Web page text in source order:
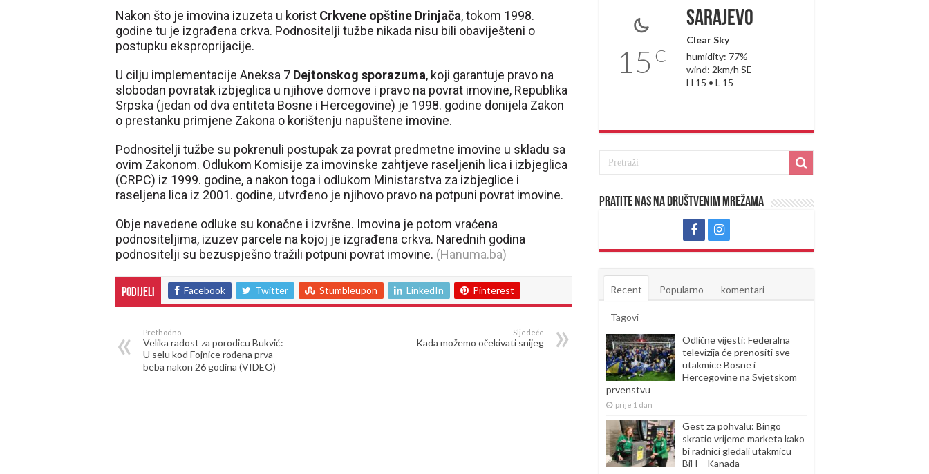
Nakon što je imovina izuzeta u korist Crkvene opštine Drinjača, tokom 1998.
godine tu je izgrađena crkva. Podnositelji tužbe nikada nisu bili obaviješteni o
postupku eksproprijacije.
U cilju implementacije Aneksa 7 Dejtonskog sporazuma, koji garantuje pravo na
slobodan povratak izbjeglica u njihove domove i pravo na povrat imovine, Republika
Srpska (jedan od dva entiteta Bosne i Hercegovine) je 1998. godine donijela Zakon
o prestanku primjene Zakona o korištenju napuštene imovine.
Podnositelji tužbe su pokrenuli postupak za povrat predmetne imovine u skladu sa
ovim Zakonom. Odlukom Komisije za imovinske zahtjeve raseljenih lica i izbjeglica
(CRPC) iz 1999. godine, a nakon toga i odlukom Ministarstva za izbjeglice i
raseljena lica iz 2001. godine, utvrđeno je njihovo pravo na potpuni povrat imovine.
Obje navedene odluke su konačne i izvršne. Imovina je potom vraćena
podnositeljima, izuzev parcele na kojoj je izgrađena crkva. Narednih godina
podnositelji su bezuspješno tražili potpuni povrat imovine. (Hanuma.ba)
Podijeli Facebook Twitter Stumbleupon LinkedIn Pinterest
Prethodno
Velika radost za porodicu Bukvić:
U selu kod Fojnice rođena prva
beba nakon 26 godina (VIDEO)
Sljedeće
Kada možemo očekivati snijeg
15 C
Sarajevo
Clear Sky
humidity: 77%
wind: 2km/h SE
H 15 • L 15
Pratite nas na društvenim mrežama
Recent Popularno komentari
Tagovi
Odlične vijesti: Federalna
televizija će prenositi sve
utakmice Bosne i
Hercegovine na Svjetskom
prvenstvu
prije 1 dan
Gest za pohvalu: Bingo
skratio vrijeme marketa kako
bi radnici gledali utakmicu
BiH – Kanada